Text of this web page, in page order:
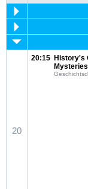
20
20:15 History's
Mysteries